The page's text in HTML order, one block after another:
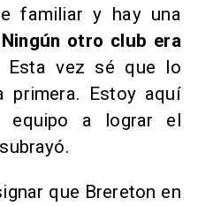
familiar y hay una
Ningún otro club era
Esta vez sé que lo
primera. Estoy aquí
equipo a lograr el
que Brereton en